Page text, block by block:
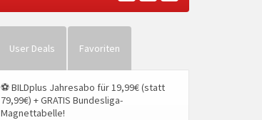
User Deals Favoriten
⚽ BILDplus Jahresabo für 19,99€ (statt
79,99€) + GRATIS Bundesliga-
Magnettabelle!